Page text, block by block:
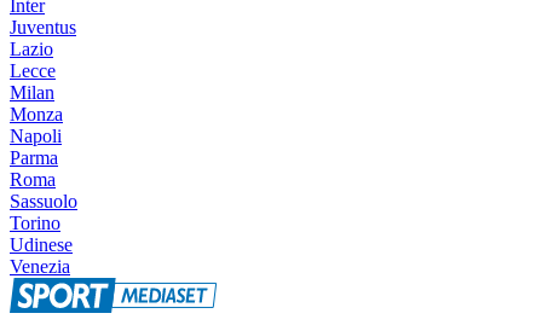
Inter
Juventus
Lazio
Lecce
Milan
Monza
Napoli
Parma
Roma
Sassuolo
Torino
Udinese
Venezia